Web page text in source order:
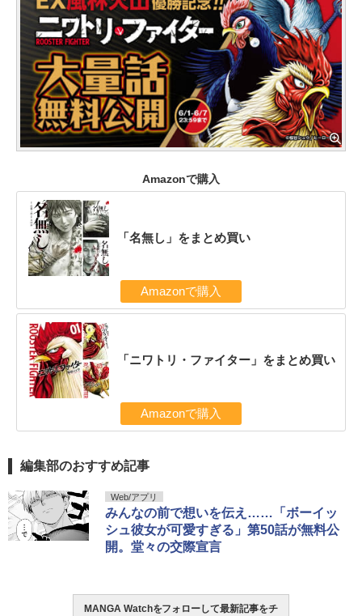
Amazonで購入
「名無し」をまとめ買い
Amazonで購入
「ニワトリ・ファイター」をまとめ買い
Amazonで購入
編集部のおすすめ記事
Web/アプリ
みんなの前で想いを伝え……「ボーイッ
シュ彼女が可愛すぎる」第50話が無料公
開。堂々の交際宣言
MANGA Watchをフォローして最新記事をチ